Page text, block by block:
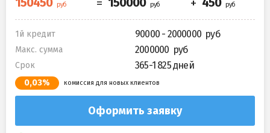
1й кредит 90000 - 2000000
Макс. сумма 2000000
Срок 365-1 825 дней
0,03% комиссия для новых клиентов
Оформить заявку